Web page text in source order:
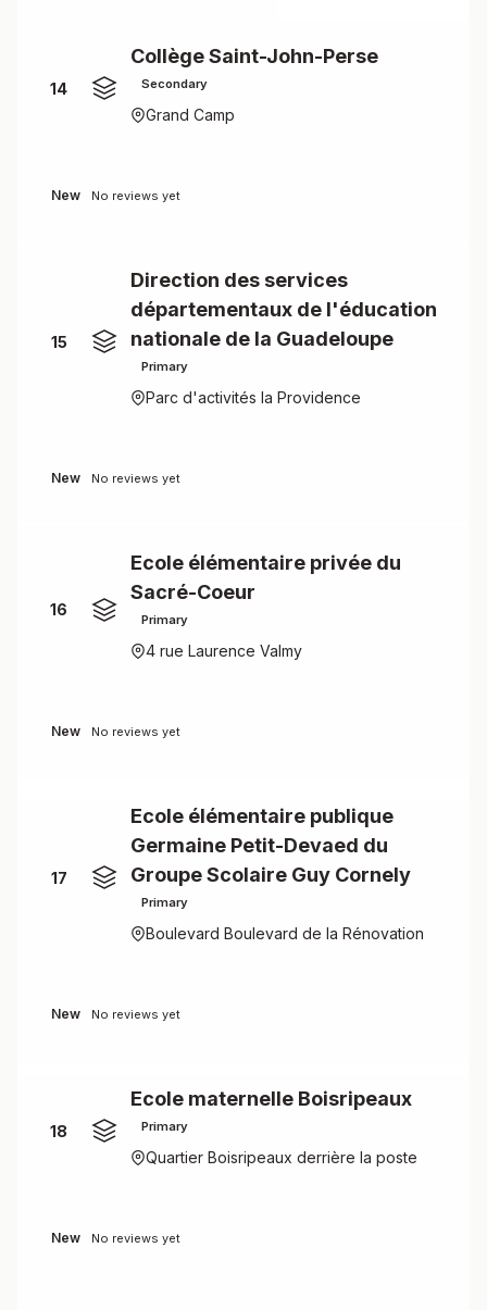
14
Collège Saint-John-Perse
Secondary
Grand Camp
New No reviews yet
15
Direction des services
départementaux de l'éducation
nationale de la Guadeloupe
Primary
Parc d'activités la Providence
New No reviews yet
16
Ecole élémentaire privée du
Sacré-Coeur
Primary
4 rue Laurence Valmy
New No reviews yet
17
Ecole élémentaire publique
Germaine Petit-Devaed du
Groupe Scolaire Guy Cornely
Primary
Boulevard Boulevard de la Rénovation
New No reviews yet
18
Ecole maternelle Boisripeaux
Primary
Quartier Boisripeaux derrière la poste
New No reviews yet